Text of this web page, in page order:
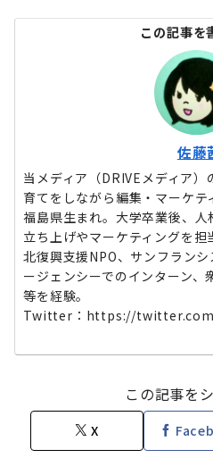
この記事を
佐藤
当メディア（DRIVEメディア
育てをしながら編集・マーケテ
福島県生まれ。大学卒業後、
立ち上げやマーケティングを
北復興支援NPO、サンフラン
ージェンシーでのインターン、
等を経験。
Twitter：https://
この記事を
X